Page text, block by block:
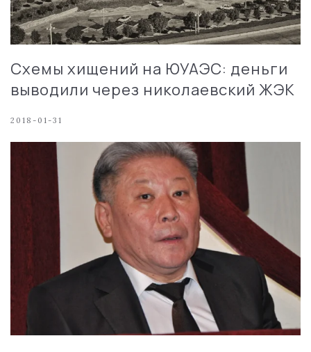
Схемы хищений на ЮУАЭС: деньги
выводили через николаевский ЖЭК
2018-01-31